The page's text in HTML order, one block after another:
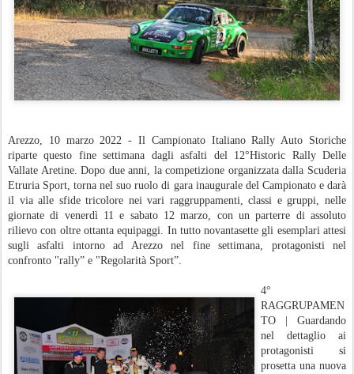
Arezzo, 10 marzo 2022 - Il Campionato Italiano Rally Auto Storiche
riparte questo fine settimana dagli asfalti del 12°Historic Rally Delle
Vallate Aretine. Dopo due anni, la competizione organizzata dalla Scuderia
Etruria Sport, torna nel suo ruolo di gara inaugurale del Campionato e darà
il via alle sfide tricolore nei vari raggruppamenti, classi e gruppi, nelle
giornate di venerdì 11 e sabato 12 marzo, con un parterre di assoluto
rilievo con oltre ottanta equipaggi. In tutto novantasette gli esemplari attesi
sugli asfalti intorno ad Arezzo nel fine settimana, protagonisti nel
confronto "rally” e "Regolarità Sport”.
4°
RAGGRUPAMEN
TO | Guardando
nel dettaglio ai
protagonisti si
prosetta una nuova